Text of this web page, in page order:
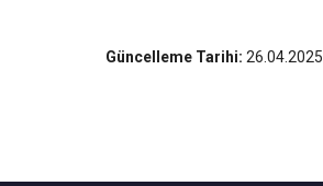
Güncelleme Tarihi: 26.04.2025